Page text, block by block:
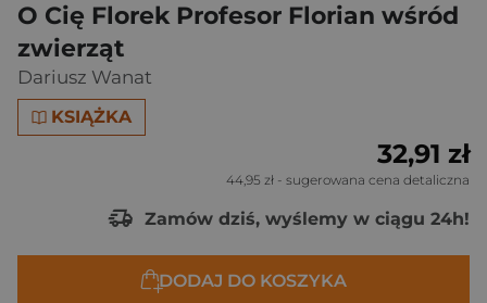
O Cię Florek Profesor Florian wśród
zwierząt
Dariusz Wanat
KSIĄŻKA
32,91 zł
44,95 zł - sugerowana cena detaliczna
Zamów dziś, wyślemy w ciągu 24h!
DODAJ DO KOSZYKA